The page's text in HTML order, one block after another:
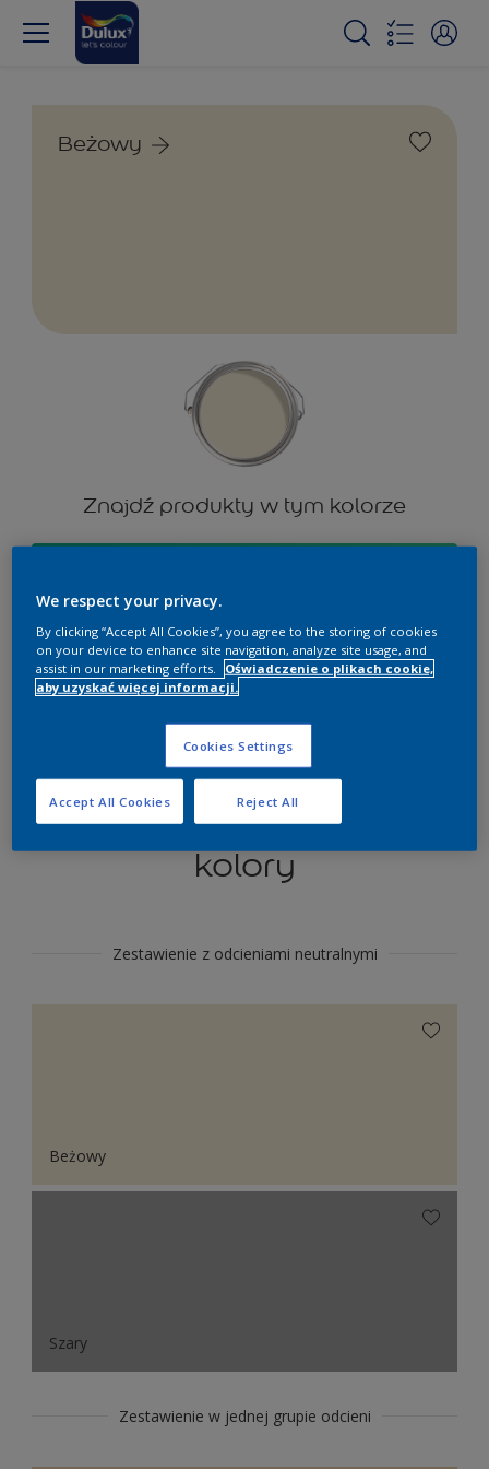
Beżowy
Znajdź produkty w tym kolorze
Wypróbuj i pobierz aplikację Dulux
Sekcja koordynująca
kolory
Zestawienie z odcieniami neutralnymi
Beżowy
Szary
Zestawienie w jednej grupie odcieni
We respect your privacy.
By clicking “Accept All Cookies”, you agree to the storing of cookies
on your device to enhance site navigation, analyze site usage, and
assist in our marketing efforts.
Oświadczenie o plikach cookie,
aby uzyskać więcej informacji.
Cookies Settings
Reject All
Accept All Cookies